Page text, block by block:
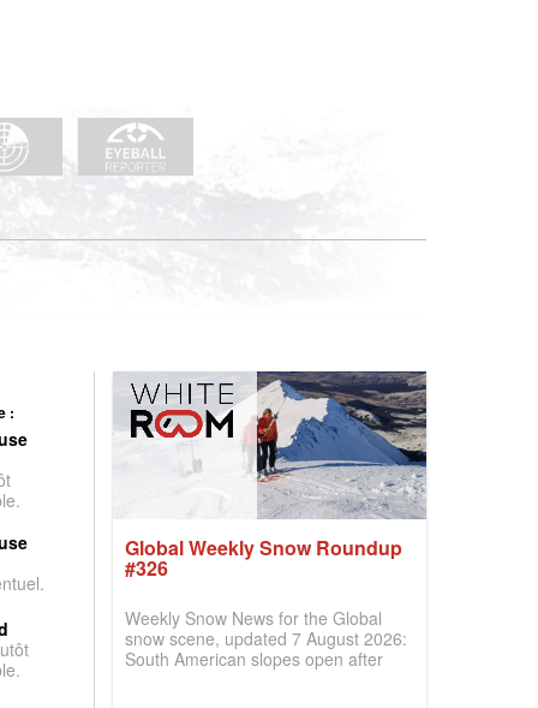
:
Global Weekly Snow Roundup
#326
Weekly Snow News for the Global
snow scene, updated 7 August 2026:
South American slopes open after